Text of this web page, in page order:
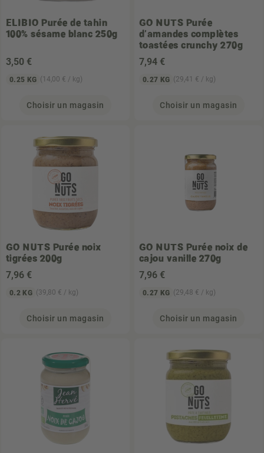
ELIBIO Purée de tahin
100% sésame blanc 250g
3,50 €
0.25 KG (14,00 € / kg)
Choisir un magasin
GO NUTS Purée
d'amandes complètes
toastées crunchy 270g
7,94 €
0.27 KG (29,41 € / kg)
Choisir un magasin
GO NUTS Purée noix
tigrées 200g
7,96 €
0.2 KG (39,80 € / kg)
Choisir un magasin
GO NUTS Purée noix de
cajou vanille 270g
7,96 €
0.27 KG (29,48 € / kg)
Choisir un magasin